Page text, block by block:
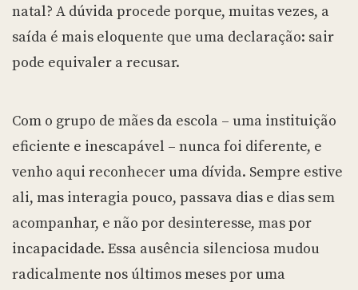
natal? A dúvida procede porque, muitas vezes, a
saída é mais eloquente que uma declaração: sair
pode equivaler a recusar.
Com o grupo de mães da escola – uma instituição
eficiente e inescapável – nunca foi diferente, e
venho aqui reconhecer uma dívida. Sempre estive
ali, mas interagia pouco, passava dias e dias sem
acompanhar, e não por desinteresse, mas por
incapacidade. Essa ausência silenciosa mudou
radicalmente nos últimos meses por uma